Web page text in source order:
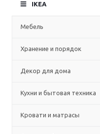
IKEA
Мебель
Хранение и порядок
Декор для дома
Кухни и бытовая техника
Кровати и матрасы